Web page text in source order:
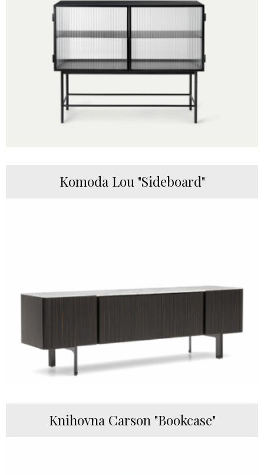
Komoda Lou "Sideboard"
Knihovna Carson "Bookcase"